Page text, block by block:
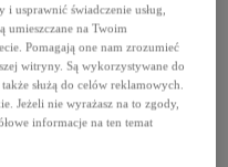
0 zł
i usprawnić świadczenie usług,
na Twoim
Pomagają one nam zrozumieć
witryny. Są wykorzystywane do
służą do celów reklamowych.
Jeżeli nie wyrażasz na to zgody,
informacje na ten temat